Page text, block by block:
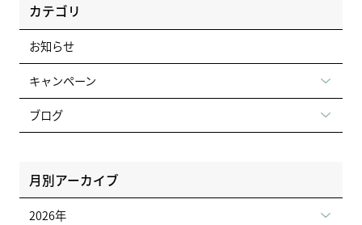
カテゴリ
お知らせ
キャンペーン
ブログ
月別アーカイブ
2026年